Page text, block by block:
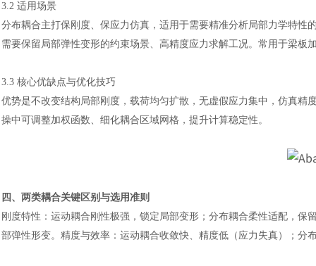
3.2 适用场景
分布耦合主打保刚度、保应力仿真，适用于需要精准分析局部力学特性
需要保留局部弹性变形的约束场景、高精度应力求解工况。常用于梁板
3.3 核心优缺点与优化技巧
优势是不改变结构局部刚度，载荷均匀扩散，无虚假应力集中，仿真
操中可调整加权函数、细化耦合区域网格，提升计算稳定性。
四、两类耦合关键区别与选用准则
刚度特性：运动耦合刚性极强，锁定局部变形；分布耦合柔性适配，
部弹性形变。精度与效率：运动耦合收敛快、精度低（应力失真）；分